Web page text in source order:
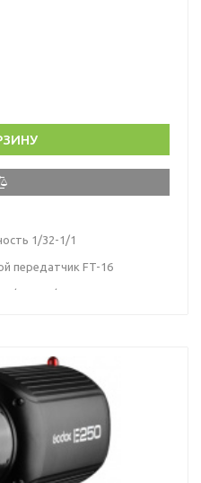
1/32-1/1
передатчик FT-16
2000-1/800 сек.